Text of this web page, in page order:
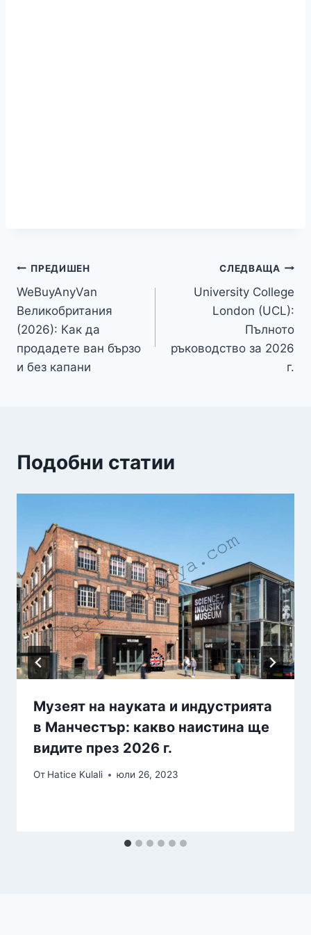
Навигация
ПРЕДИШЕН
WeBuyAnyVan
Великобритания
(2026): Как да
продадете ван бързо
и без капани
СЛЕДВАЩА
University College
London (UCL):
Пълното
ръководство за 2026
г.
Подобни статии
Музеят на науката и индустрията
в Манчестър: какво наистина ще
видите през 2026 г.
От Hatice Kulali юли 26, 2023